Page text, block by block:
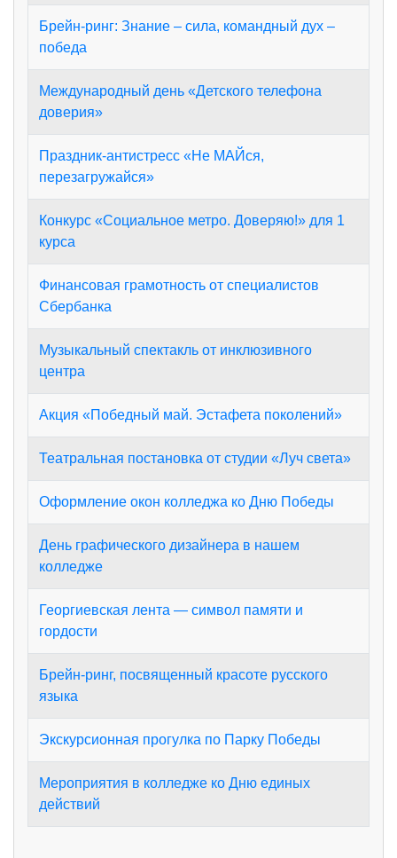
Брейн-ринг: Знание – сила, командный дух –
победа
Международный день «Детского телефона
доверия»
Праздник-антистресс «Не МАЙся,
перезагружайся»
Конкурс «Социальное метро. Доверяю!» для 1
курса
Финансовая грамотность от специалистов
Сбербанка
Музыкальный спектакль от инклюзивного
центра
Акция «Победный май. Эстафета поколений»
Театральная постановка от студии «Луч света»
Оформление окон колледжа ко Дню Победы
День графического дизайнера в нашем
колледже
Георгиевская лента — символ памяти и
гордости
Брейн-ринг, посвященный красоте русского
языка
Экскурсионная прогулка по Парку Победы
Мероприятия в колледже ко Дню единых
действий